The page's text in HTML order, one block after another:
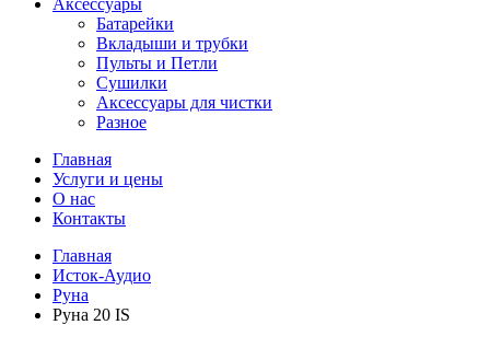
Аксессуары
Батарейки
Вкладыши и трубки
Пульты и Петли
Сушилки
Аксессуары для чистки
Разное
Главная
Услуги и цены
О нас
Контакты
Главная
Исток-Аудио
Руна
Руна 20 IS